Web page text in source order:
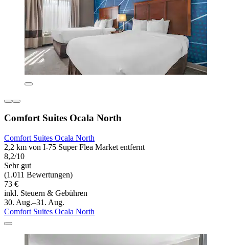
Comfort Suites Ocala North
Comfort Suites Ocala North
2,2 km von I-75 Super Flea Market entfernt
8,2/10
Sehr gut
(1.011 Bewertungen)
73 €
inkl. Steuern & Gebühren
30. Aug.–31. Aug.
Comfort Suites Ocala North